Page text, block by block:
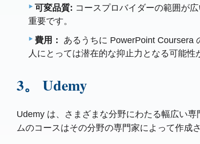
可変品質: コースプロバイダーの範囲が
重要です。
費用：
あるうちに PowerPoint Coursera
人にとっては潜在的な抑止力となる可能性
3。 Udemy
Udemy は、さまざまな分野にわたる幅広い
ムのコースはその分野の専門家によって作成